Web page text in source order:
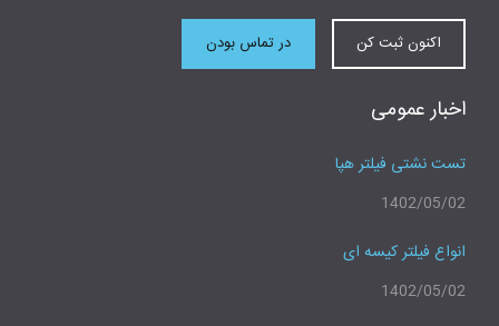
اکنون ثبت کن در تماس بودن
اخبار عمومی
تست نشتی فیلتر هپا
1402/05/02
انواع فیلتر کیسه ای
1402/05/02